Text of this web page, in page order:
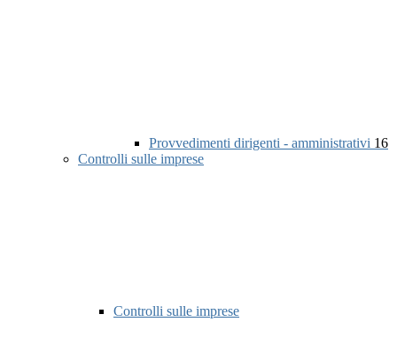
Provvedimenti dirigenti - amministrativi 16
Controlli sulle imprese
Controlli sulle imprese